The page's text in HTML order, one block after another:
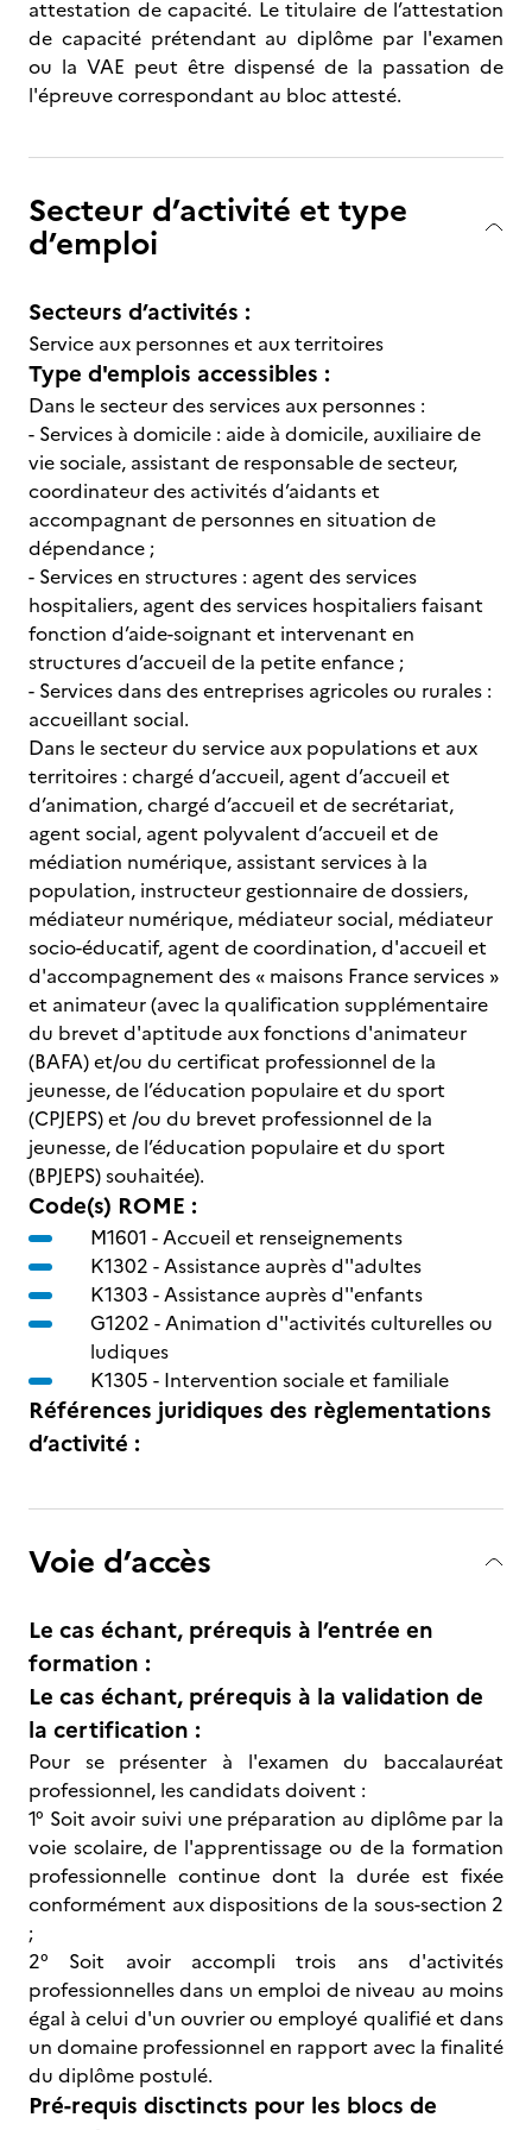
attestation de capacité. Le titulaire de l’attestation
de capacité prétendant au diplôme par l'examen
ou la VAE peut être dispensé de la passation de
l'épreuve correspondant au bloc attesté.
Secteur d’activité et type
d’emploi
Secteurs d’activités :
Service aux personnes et aux territoires
Type d'emplois accessibles :
Dans le secteur des services aux personnes :
- Services à domicile : aide à domicile, auxiliaire de
vie sociale, assistant de responsable de secteur,
coordinateur des activités d’aidants et
accompagnant de personnes en situation de
dépendance ;
- Services en structures : agent des services
hospitaliers, agent des services hospitaliers faisant
fonction d’aide-soignant et intervenant en
structures d’accueil de la petite enfance ;
- Services dans des entreprises agricoles ou rurales :
accueillant social.
Dans le secteur du service aux populations et aux
territoires : chargé d’accueil, agent d’accueil et
d’animation, chargé d’accueil et de secrétariat,
agent social, agent polyvalent d’accueil et de
médiation numérique, assistant services à la
population, instructeur gestionnaire de dossiers,
médiateur numérique, médiateur social, médiateur
socio-éducatif, agent de coordination, d'accueil et
d'accompagnement des « maisons France services »
et animateur (avec la qualification supplémentaire
du brevet d'aptitude aux fonctions d'animateur
(BAFA) et/ou du certificat professionnel de la
jeunesse, de l’éducation populaire et du sport
(CPJEPS) et /ou du brevet professionnel de la
jeunesse, de l’éducation populaire et du sport
(BPJEPS) souhaitée).
Code(s) ROME :
M1601 -Accueil et renseignements
K1302 -Assistance auprès d''adultes
K1303 -Assistance auprès d''enfants
G1202 -Animation d''activités culturelles ou
ludiques
K1305 - Intervention sociale et familiale
Références juridiques des règlementations
d’activité :
Voie d’accès
Le cas échant, prérequis à l’entrée en
formation :
Le cas échant, prérequis à la validation de
la certification :
Pour se présenter à l'examen du baccalauréat
professionnel, les candidats doivent :
1° Soit avoir suivi une préparation au diplôme par la
voie scolaire, de l'apprentissage ou de la formation
professionnelle continue dont la durée est fixée
conformément aux dispositions de la sous-section 2
;
2° Soit avoir accompli trois ans d'activités
professionnelles dans un emploi de niveau au moins
égal à celui d'un ouvrier ou employé qualifié et dans
un domaine professionnel en rapport avec la finalité
du diplôme postulé.
Pré-requis disctincts pour les blocs de